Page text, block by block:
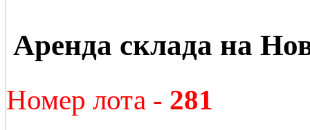
Аренда склада на
Номер лота - 281